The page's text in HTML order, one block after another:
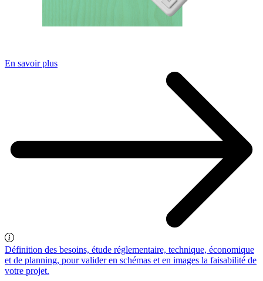
En savoir plus
Définition des besoins, étude réglementaire, technique, économique
et de planning, pour valider en schémas et en images la faisabilité de
votre projet.